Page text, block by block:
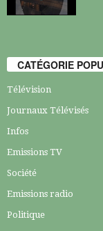
CATÉGORIE
Télévision
Journaux Télévisés
Infos
Emissions TV
Société
Emissions radio
Politique